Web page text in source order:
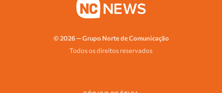
© 2026 — Grupo Norte de Comunicação
Todos os direitos reservados